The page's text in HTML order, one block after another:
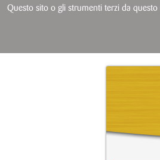
Questo sito o gli strumenti terzi da